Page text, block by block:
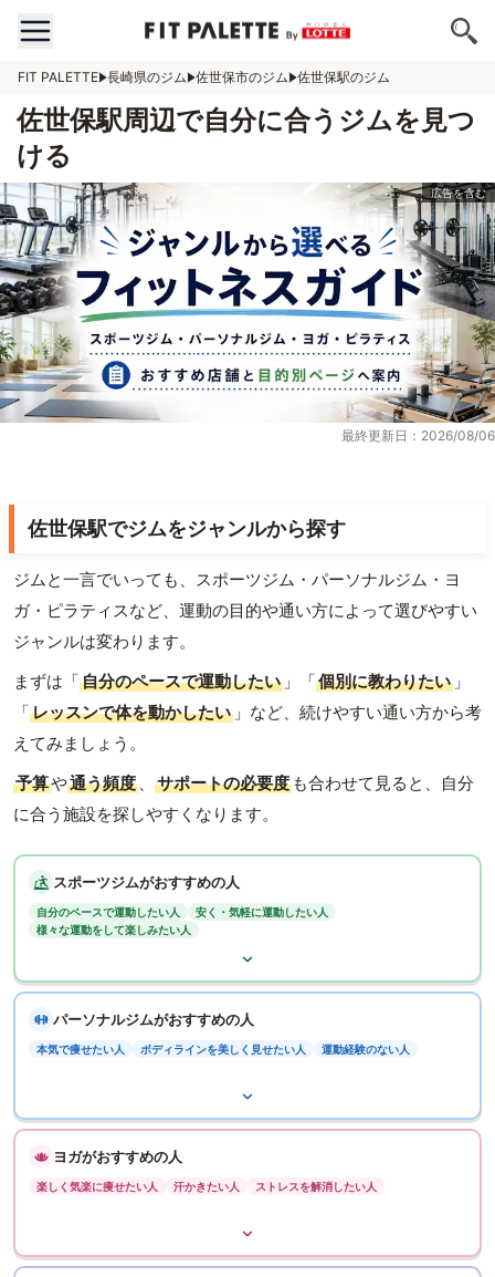
FIT PALETTE 長崎県のジム 佐世保市のジム 佐世保駅のジム
佐世保駅周辺で自分に合うジムを見つ
ける
最終更新日：2026/08/06
佐世保駅でジムをジャンルから探す
ジムと一言でいっても、スポーツジム・パーソナルジム・ヨ
ガ・ピラティスなど、運動の目的や通い方によって選びやすい
ジャンルは変わります。
まずは「自分のペースで運動したい 」「個別に教わりたい 」
「レッスンで体を動かしたい 」など、続けやすい通い方から考
えてみましょう。
予算や通う頻度 、 サポートの必要度 も合わせて見ると、自分
に合う施設を探しやすくなります。
スポーツジムがおすすめの人
自分のペースで運動したい人
安く・気軽に運動したい人
様々な運動をして楽しみたい人
パーソナルジムがおすすめの人
本気で痩せたい人 ボディラインを美しく見せたい人 運動経験のない人
ヨガがおすすめの人
楽しく気楽に痩せたい人 汗かきたい人 ストレスを解消したい人